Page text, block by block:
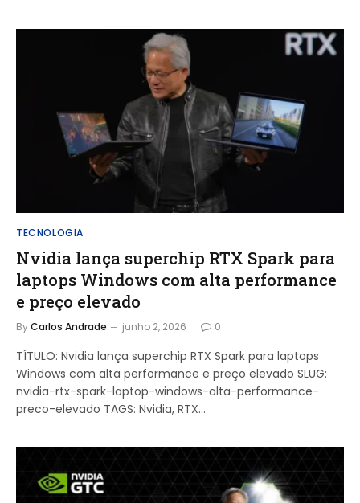
TECNOLOGIA
Nvidia lança superchip RTX Spark para
laptops Windows com alta performance
e preço elevado
ByCarlos Andrade junho 2, 2026 0
TÍTULO: Nvidia lança superchip RTX Spark para laptops
Windows com alta performance e preço elevado SLUG:
nvidia-rtx-spark-laptop-windows-alta-performance-
preco-elevado TAGS: Nvidia, RTX…